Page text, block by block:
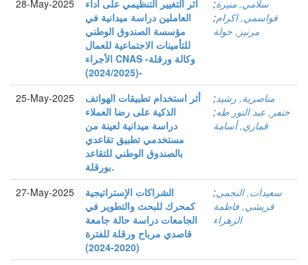
28-May-2025
أثر التغيير التنظيمي على أداء
العاملين دراسة ميدانية في
مؤسسة الصندوق الوطني
للتأمينات الاجتماعية للعمال
الأجراء CNAS -وكالة ورقلة
(2024/2025)-
سلامي, منيرة;
قواسمي, اكرام;
مرنيز, خولة
25-May-2025
أثر استخدام تطبيقات الهواتف
الذكية على رضا العملاء
دراسة ميدانية لعينة من
مستخدمي تطبيق تقاعدي
بالصندوق الوطني للتقاعد
بورقلة.
مناصرية, رشيد;
خنفر, عبد النور طه;
قماري, أسامة
27-May-2025
الشراكات الإستراتيجية
كمحرك للبحث والتطوير في
الجامعات دراسة حالة جامعة
قاصدي مرباح ورقلة للفترة
(2020-2024)
سعيدات, النجمي;
قريشي, فاطمة
الزهراء